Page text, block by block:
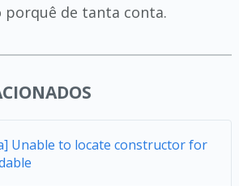
porquê de tanta conta.
Unable to locate constructor for